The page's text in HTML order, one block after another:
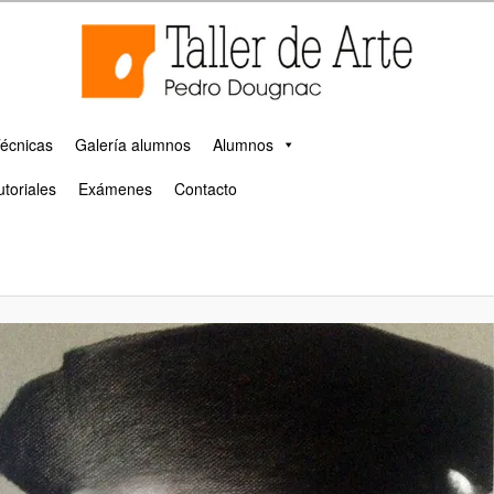
taller de arte de Málaga
Galería alumnos
Alumnos
Exámenes Contacto